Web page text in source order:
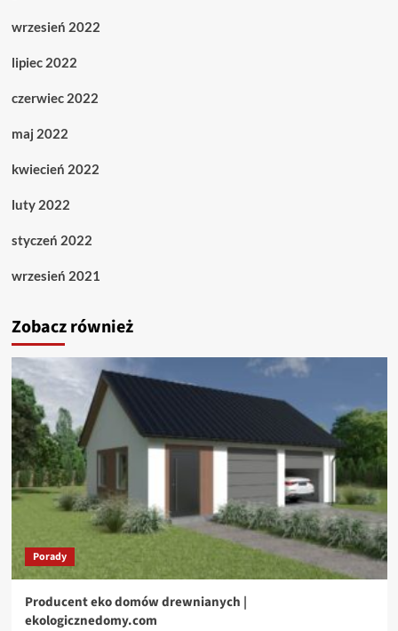
wrzesień 2022
lipiec 2022
czerwiec 2022
maj 2022
kwiecień 2022
luty 2022
styczeń 2022
wrzesień 2021
Zobacz również
Porady
Producent eko domów drewnianych |
ekologicznedomy.com